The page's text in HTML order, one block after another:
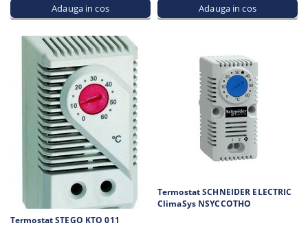
Termostat STEGO KTO 011
Termostat SCHNEIDER ELECTRIC
ClimaSys NSYCCOTHO